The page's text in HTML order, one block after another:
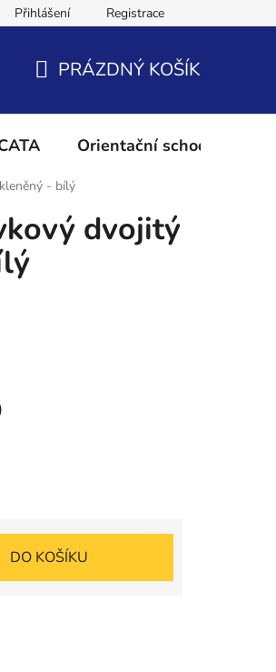
údajů Reklamační řád
Přihlášení Registrace
KOŠÍK
PRÁZDNÝ KOŠÍK
Orientační schodišťové
- bílý
dvojitý
DO KOŠÍKU